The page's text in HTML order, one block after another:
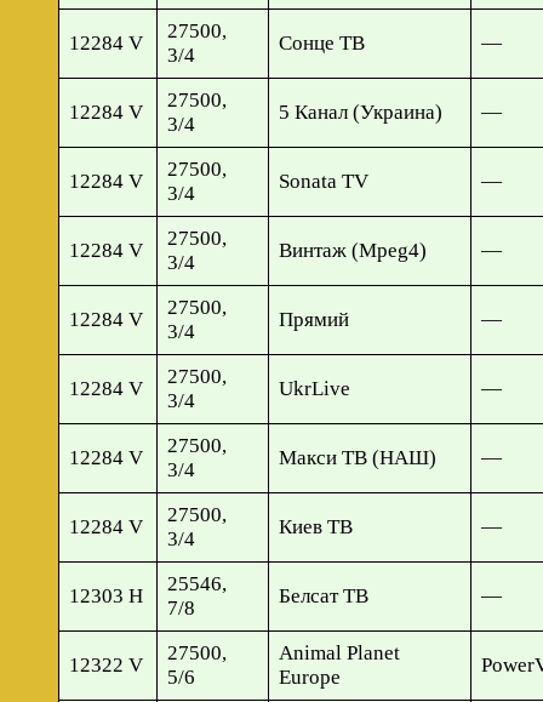
12284 V
27500,
3/4
Сонце ТВ —
12284 V
27500,
3/4
5 Канал (Украина) —
12284 V
27500,
3/4
Sonata TV —
12284 V
27500,
3/4
Винтаж (Mpeg4) —
12284 V
27500,
3/4
Прямий —
12284 V
27500,
3/4
UkrLive —
12284 V
27500,
3/4
Макси ТВ (НАШ) —
12284 V
27500,
3/4
Киев ТВ —
12303 H
25546,
7/8
Белсат ТВ —
12322 V
27500,
5/6
Animal Planet
Europe